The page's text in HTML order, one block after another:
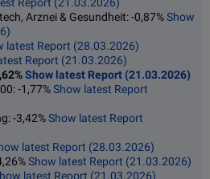
Report (21.03.2026)
Arznei & Gesundheit: -0,87%Show
latest Report (28.03.2026)
Report (21.03.2026)
Show latest Report (21.03.2026)
-1,77%Show latest Report
-3,42%Show latest Report
latest Report (28.03.2026)
Show latest Report (21.03.2026)
latest Report (21.03.2026)